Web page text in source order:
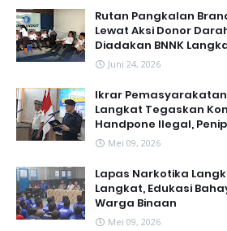
Rutan Pangkalan
Lewat Aksi Donor
Diadakan BNNK
Juni 24, 2026
Ikrar
Langkat Tegaskan
Handpone llegal,
Mei 09, 2026
Lapas Narkotika
Langkat, Edukasi
Warga Binaan
Mei 09, 2026